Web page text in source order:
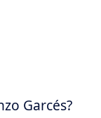
Garcés?